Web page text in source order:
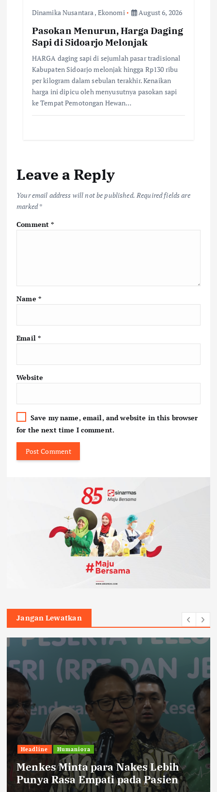
Dinamika Nusantara, Ekonomi August 6, 2026
Pasokan Menurun, Harga Daging
Sapi di Sidoarjo Melonjak
HARGA daging sapi di sejumlah pasar tradisional
Kabupaten Sidoarjo melonjak hingga Rp130 ribu
per kilogram dalam sebulan terakhir. Kenaikan
harga ini dipicu oleh menyusutnya pasokan sapi
ke Tempat Pemotongan Hewan…
Leave a Reply
Your email address will not be published. Required fields are
marked*
Comment*
Name *
Email *
Website
Save my name, email, and website in this browser
for the next time I comment.
Jangan Lewatkan
Headline Humaniora
Menkes Minta para Nakes Lebih
Punya Rasa Empati pada Pasien